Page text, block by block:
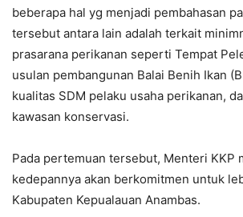
beberapa hal yg menjadi pembahasan
tersebut antara lain adalah terkait
prasarana perikanan seperti Tempat
usulan pembangunan Balai Benih Ikan
kualitas SDM pelaku usaha perikanan,
kawasan konservasi.
Pada pertemuan tersebut, Menteri KKP
kedepannya akan berkomitmen untuk
Kabupaten Kepualauan Anambas.